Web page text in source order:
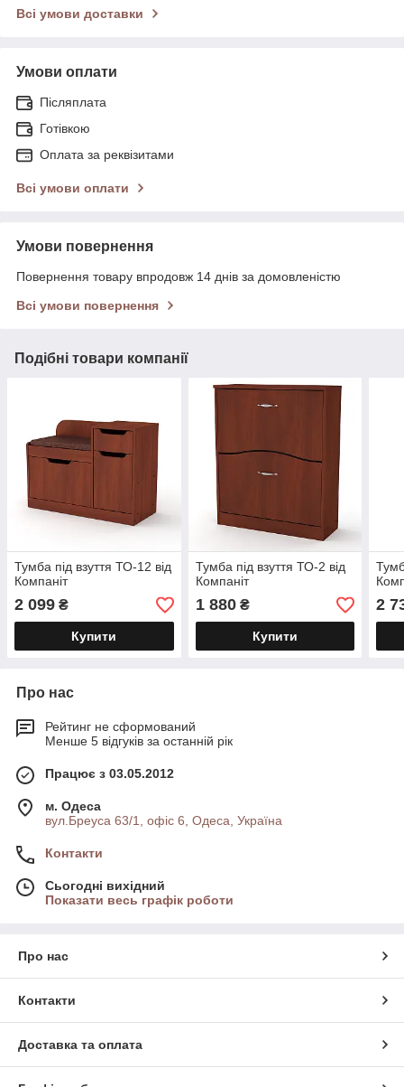
Всі умови доставки
Умови оплати
Післяплата
Готівкою
Оплата за реквізитами
Всі умови оплати
Умови повернення
Повернення товару впродовж 14 днів за домовленістю
Всі умови повернення
Подібні товари компанії
Тумба під взуття ТО-12 від
Компаніт
2 099 ₴
Купити
Тумба під взуття ТО-2 від
Компаніт
1 880₴
Купити
2
Про нас
Рейтинг не сформований
Менше 5 відгуків за останній рік
Працює з 03.05.2012
м. Одеса
вул.Бреуса 63/1, офіс 6, Одеса, Україна
Контакти
Сьогодні вихідний
Показати весь графік роботи
Про нас
Контакти
Доставка та оплата